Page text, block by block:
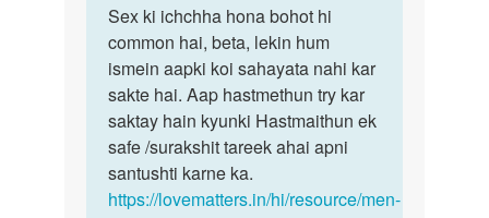
to
Me
sex
karna
chaha
ta
hu.
by
Sex
ki
ichchha
hona
bohot
hi…
Sex ki ichchha hona bohot hi
common hai, beta, lekin hum
ismein aapki koi sahayata nahi kar
sakte hai. Aap hastmethun try kar
saktay hain kyunki Hastmaithun ek
safe /surakshit tareek ahai apni
santushti karne ka.
https://lovematters.in/hi/resource/men-